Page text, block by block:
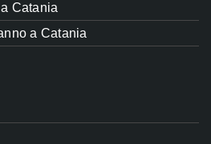
Catania
a Catania